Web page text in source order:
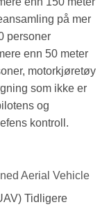
på mer
personer
enn 50 meter
motorkjøretøy
som ikke er
og
kontroll.
Aerial Vehicle
Tidligere